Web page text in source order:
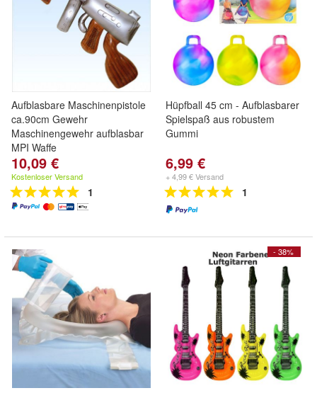
Aufblasbare Maschinenpistole
ca.90cm Gewehr
Maschinengewehr aufblasbar
MPI Waffe
10,09 €
Kostenloser Versand
1
Hüpfball 45 cm - Aufblasbarer
Spielspaß aus robustem
Gummi
6,99 €
+ 4,99 € Versand
1
- 38%